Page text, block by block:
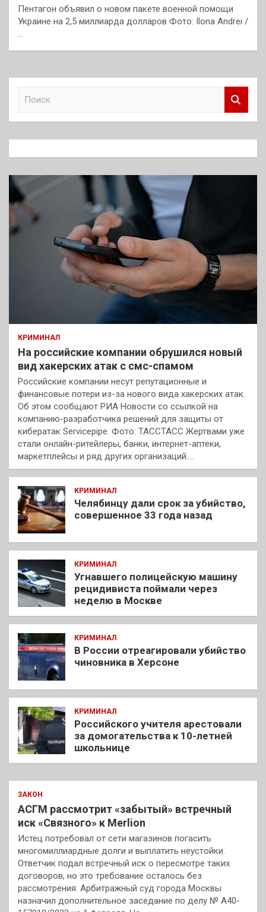
Пентагон объявил о новом пакете военной помощи
Украине на 2,5 миллиарда долларов Фото: Ilona Andrei /
…
к
КРИМИНАЛ
На российские компании обрушился новый
вид хакерских атак с смс-спамом
Российские компании несут репутационные и
финансовые потери из-за нового вида хакерских атак.
Об этом сообщают РИА Новости со ссылкой на
компанию-разработчика решений для защиты от
кибератак Servicepipe. Фото: ТАССТАСС Жертвами уже
стали онлайн-ритейлеры, банки, интернет-аптеки,
маркетплейсы и ряд других организаций.…
КРИМИНАЛ
Челябинцу дали срок за убийство,
совершенное 33 года назад
КРИМИНАЛ
Угнавшего полицейскую машину
рецидивиста поймали через
неделю в Москве
КРИМИНАЛ
В России отреагировали убийство
чиновника в Херсоне
КРИМИНАЛ
Российского учителя арестовали
за домогательства к 10-летней
школьнице
ЗАКОН
АСГМ рассмотрит «забытый» встречный
иск «Связного» к Merlion
Истец потребовал от сети магазинов погасить
многомиллиардные долги и выплатить неустойки.
Ответчик подал встречный иск о пересмотре таких
договоров, но это требование осталось без
рассмотрения. Арбитражный суд города Москвы
назначил дополнительное заседание по делу № А40-